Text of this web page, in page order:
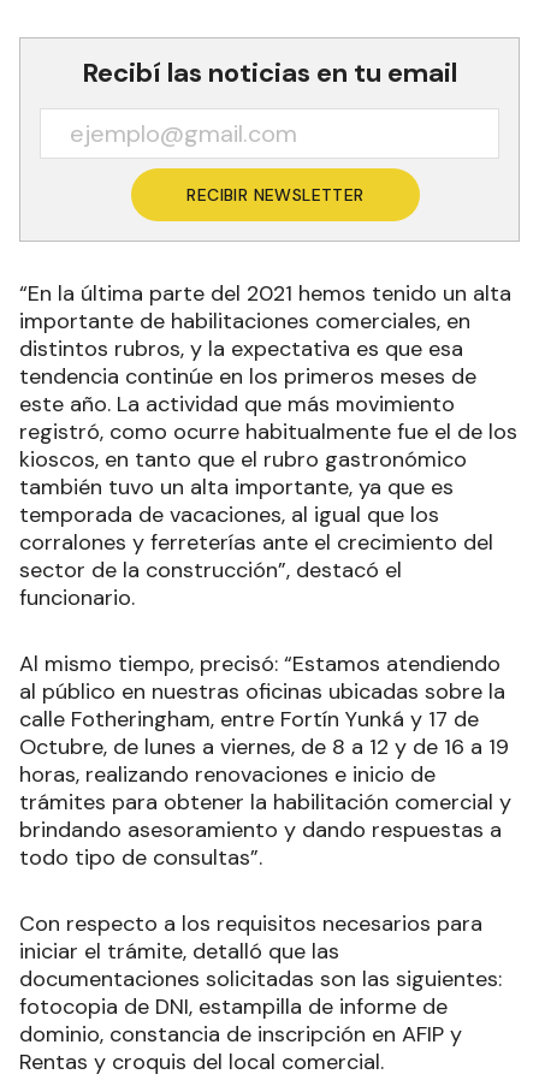
Recibí las noticias en tu email
RECIBIR NEWSLETTER
“En la última parte del 2021 hemos tenido un alta
importante de habilitaciones comerciales, en
distintos rubros, y la expectativa es que esa
tendencia continúe en los primeros meses de
este año. La actividad que más movimiento
registró, como ocurre habitualmente fue el de los
kioscos, en tanto que el rubro gastronómico
también tuvo un alta importante, ya que es
temporada de vacaciones, al igual que los
corralones y ferreterías ante el crecimiento del
sector de la construcción”, destacó el
funcionario.
Al mismo tiempo, precisó: “Estamos atendiendo
al público en nuestras oficinas ubicadas sobre la
calle Fotheringham, entre Fortín Yunká y 17 de
Octubre, de lunes a viernes, de 8 a 12 y de 16 a 19
horas, realizando renovaciones e inicio de
trámites para obtener la habilitación comercial y
brindando asesoramiento y dando respuestas a
todo tipo de consultas”.
Con respecto a los requisitos necesarios para
iniciar el trámite, detalló que las
documentaciones solicitadas son las siguientes:
fotocopia de DNI, estampilla de informe de
dominio, constancia de inscripción en AFIP y
Rentas y croquis del local comercial.